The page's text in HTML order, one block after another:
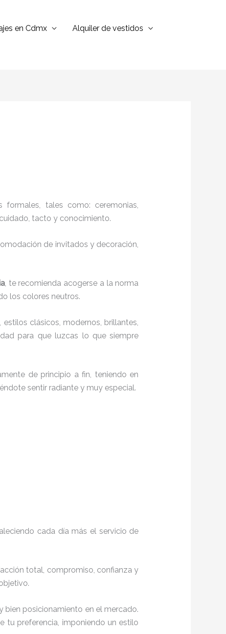
en Cdmx
Alquiler de vestidos
tales como: ceremonias,
tacto y conocimiento.
de invitados y decoración,
, te recomienda acogerse a la norma
los colores neutros.
clásicos, modernos, brillantes,
para que luzcas lo que siempre
de principio a fin, teniendo en
sentir radiante y muy especial.
cada día más el servicio de
total, compromiso, confianza y
bien posicionamiento en el mercado.
tu preferencia, imponiendo un estilo